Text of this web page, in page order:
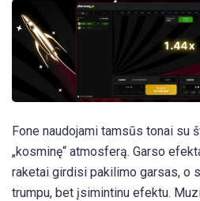
Fone naudojami tamsūs tonai su
„kosminę“ atmosferą. Garso
raketai girdisi pakilimo garsas, o
trumpu, bet įsimintinu efektu.